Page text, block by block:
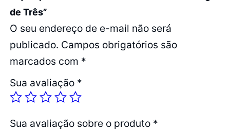
de Três”
O seu endereço de e-mail não será
publicado. Campos obrigatórios são
marcados com *
Sua avaliação *
Sua avaliação sobre o produto *